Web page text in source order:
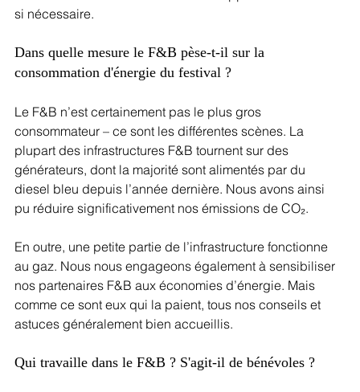
si nécessaire.
Dans quelle mesure le F&B pèse-t-il sur la
consommation d'énergie du festival ?
Le F&B n’est certainement pas le plus gros
consommateur – ce sont les différentes scènes. La
plupart des infrastructures F&B tournent sur des
générateurs, dont la majorité sont alimentés par du
diesel bleu depuis l’année dernière. Nous avons ainsi
pu réduire significativement nos émissions de CO₂.
En outre, une petite partie de l’infrastructure fonctionne
au gaz. Nous nous engageons également à sensibiliser
nos partenaires F&B aux économies d’énergie. Mais
comme ce sont eux qui la paient, tous nos conseils et
astuces généralement bien accueillis.
Qui travaille dans le F&B ? S'agit-il de bénévoles ?